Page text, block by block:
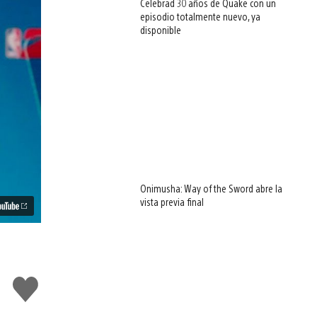
Me
gusta
Celebrad 30 años de Quake con un
episodio totalmente nuevo, ya
disponible
Onimusha: Way of the Sword abre la
vista previa final